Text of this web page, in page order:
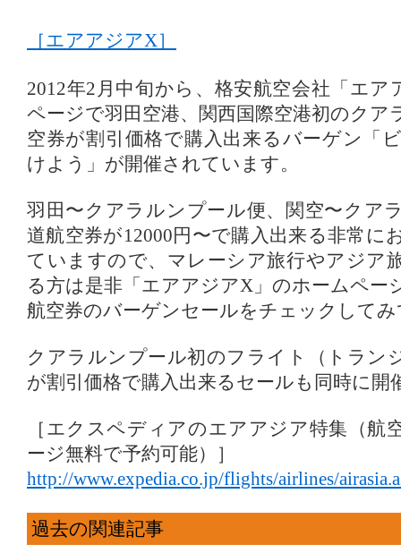
［エアアジアX］
2012年2月中旬から、格安航空会社「エ
ページで羽田空港、関西国際空港初のクア
空券が割引価格で購入出来るバーゲン「
けよう」が開催されています。
羽田〜クアラルンプール便、関空〜クア
道航空券が12000円〜で購入出来る非常に
ていますので、マレーシア旅行やアジア
る方は是非「エアアジアX」のホームペー
航空券のバーゲンセールをチェックして
クアラルンプール初のフライト（トラン
が割引価格で購入出来るセールも同時に開
［エクスペディアのエアアジア特集（航
ージ無料で予約可能）］
http://www.expedia.co.jp/flights/airlines/
過去の関連記事